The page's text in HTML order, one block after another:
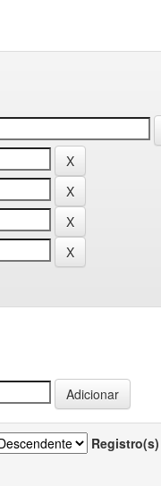
Registro(s)